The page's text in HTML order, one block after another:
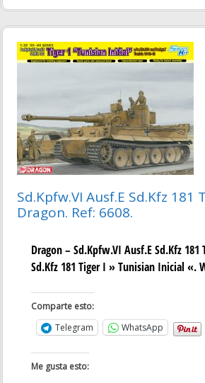
Sd.Kpfw.VI Ausf.E Sd.Kfz
Dragon. Ref: 6608.
Dragon – Sd.Kpfw.VI Ausf.E Sd.Kfz
Sd.Kfz 181 Tiger I » Tunisian Inicial «.
Comparte esto:
Telegram
WhatsApp
Me gusta esto: